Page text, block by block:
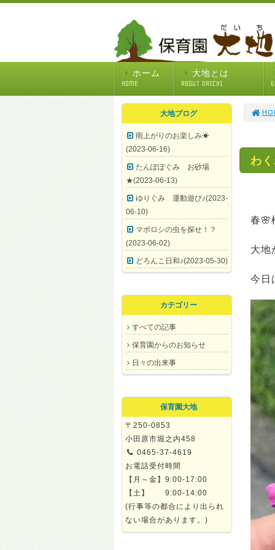
ホーム
HOME
大地とは
ABOUT DAICHI
わ
春🌸
大地
今日
大地ブログ
雨上がりのお楽しみ☀
(2023-06-16)
たんぽぽぐみ お砂場
★(2023-06-13)
ゆりぐみ 運動遊び♪(2023-
06-10)
マボロシの虫を探せ！？
(2023-06-02)
どろんこ日和♪(2023-05-30)
カテゴリー
すべての記事
保育園からのお知らせ
日々の出来事
保育園大地
〒250-0853
小田原市堀之内458
0465-37-4619
お電話受付時間
【月～金】9:00-17:00
【土】 9:00-14:00
(行事等の都合により出られ
ない場合があります。)